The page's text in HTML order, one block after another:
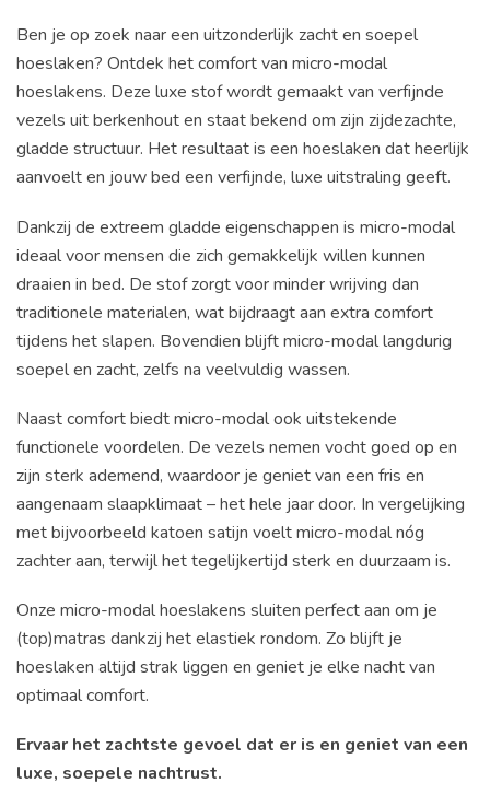
Ben je op zoek naar een uitzonderlijk zacht en soepel
hoeslaken? Ontdek het comfort van micro-modal
hoeslakens. Deze luxe stof wordt gemaakt van verfijnde
vezels uit berkenhout en staat bekend om zijn zijdezachte,
gladde structuur. Het resultaat is een hoeslaken dat heerlijk
aanvoelt en jouw bed een verfijnde, luxe uitstraling geeft.
Dankzij de extreem gladde eigenschappen is micro-modal
ideaal voor mensen die zich gemakkelijk willen kunnen
draaien in bed. De stof zorgt voor minder wrijving dan
traditionele materialen, wat bijdraagt aan extra comfort
tijdens het slapen. Bovendien blijft micro-modal langdurig
soepel en zacht, zelfs na veelvuldig wassen.
Naast comfort biedt micro-modal ook uitstekende
functionele voordelen. De vezels nemen vocht goed op en
zijn sterk ademend, waardoor je geniet van een fris en
aangenaam slaapklimaat – het hele jaar door. In vergelijking
met bijvoorbeeld katoen satijn voelt micro-modal nóg
zachter aan, terwijl het tegelijkertijd sterk en duurzaam is.
Onze micro-modal hoeslakens sluiten perfect aan om je
(top)matras dankzij het elastiek rondom. Zo blijft je
hoeslaken altijd strak liggen en geniet je elke nacht van
optimaal comfort.
Ervaar het zachtste gevoel dat er is en geniet van een
luxe, soepele nachtrust.